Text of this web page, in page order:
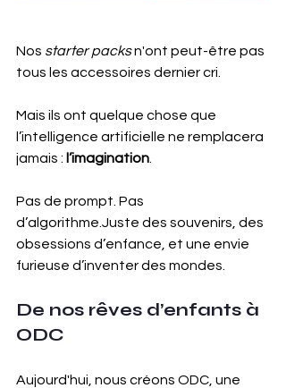
Nos starter packs n'ont peut-être pas
tous les accessoires dernier cri.
Mais ils ont quelque chose que
l’intelligence artificielle ne remplacera
jamais : l’imagination
Pas de prompt. Pas
d’algorithme.Juste des souvenirs, des
obsessions d’enfance, et une envie
furieuse d’inventer des mondes.
De nos rêves d’enfants à
ODC
Aujourd'hui, nous créons ODC, une